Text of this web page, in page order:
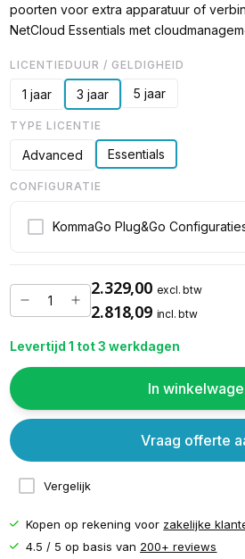
poorten voor extra apparatuur of
NetCloud Essentials met
LICENTIEDUUR / GELDIGHEID
1 jaar 3 jaar 5 jaar
TYPE LICENTIE
Advanced Essentials
CONFIGURATIE
KommaGo Plug&Go
2.329,00 excl. btw
2.818,09 incl. btw
Levertijd 1 tot 3 werkdagen
In
Vergelijk
Vraag offerte
Kopen op rekening voor zakelijke
4.5 / 5 op basis van 200+ reviews